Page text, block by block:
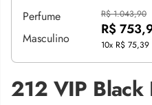
R$ 1.043,90
R$
10x R$ 75,39
212 VIP Black